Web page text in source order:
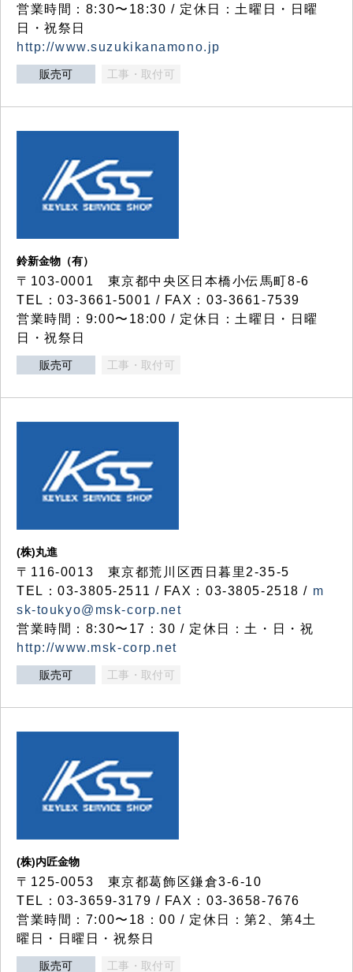
営業時間：8:30〜18:30 / 定休日：土曜日・日曜
日・祝祭日
http://www.suzukikanamono.jp
販売可 工事・取付可
鈴新金物（有）
〒103-0001 東京都中央区日本橋小伝馬町8-6
TEL：03-3661-5001 / FAX：03-3661-7539
営業時間：9:00〜18:00 / 定休日：土曜日・日曜
日・祝祭日
販売可 工事・取付可
(株)丸進
〒116-0013 東京都荒川区西日暮里2-35-5
TEL：03-3805-2511 / FAX：03-3805-2518 / m
sk-toukyo@msk-corp.net
営業時間：8:30〜17：30 / 定休日：土・日・祝
http://www.msk-corp.net
販売可 工事・取付可
(株)内匠金物
〒125-0053 東京都葛飾区鎌倉3-6-10
TEL：03-3659-3179 / FAX：03-3658-7676
営業時間：7:00〜18：00 / 定休日：第2、第4土
曜日・日曜日・祝祭日
販売可 工事・取付可